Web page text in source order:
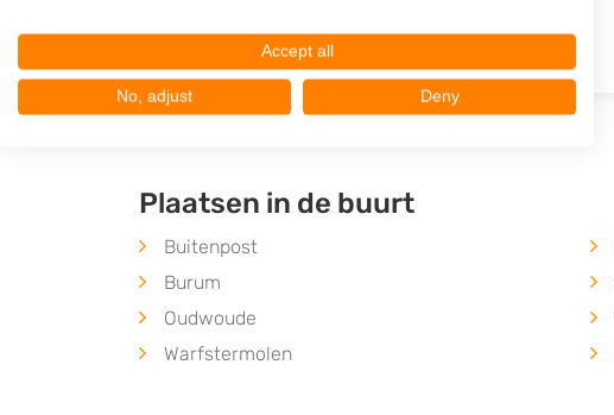
Op 21,07 km afstand
Plaatsen in de buurt
Buitenpost
Burum
Oudwoude
Warfstermolen
Accept all
No, adjust Deny